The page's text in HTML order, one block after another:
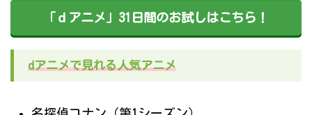
「ｄアニメ」31日間のお試しはこちら！
dアニメで見れる人気アニメ